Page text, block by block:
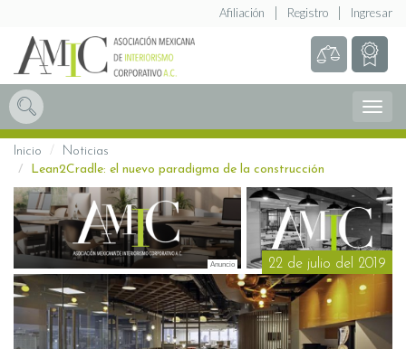
Ingresar
Registro
Afiliación
Menú
Inicio
Noticias
Lean2Cradle: el nuevo paradigma de la construcción
22 de julio del 2019